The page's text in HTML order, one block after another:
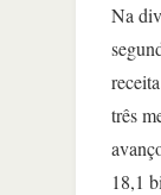
Na
três
18,1